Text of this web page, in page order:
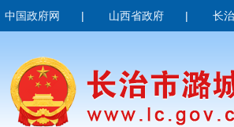
中国政府网 | 山西省政府 | 长